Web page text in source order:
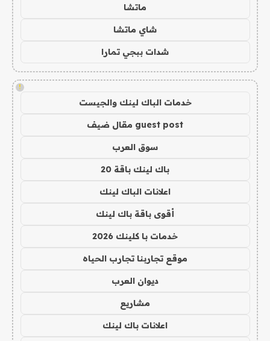
ماتشا
شاي ماتشا
شدات ببجي تمارا
!
خدمات الباك لينك والجيست
guest post مقال ضيف
سوق العرب
باك لينك باقة 20
اعلانات الباك لينك
أقوى باقة باك لينك
خدمات با كلينك 2026
موقع تجاربنا تجارب الحياه
ديوان العرب
مشاريع
اعلانات باك لينك